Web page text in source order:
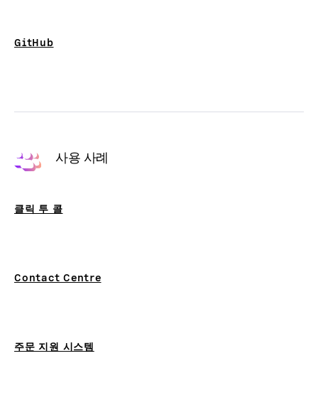
GitHub
사용 사례
클릭 투 콜
Contact Centre
주문 지원 시스템